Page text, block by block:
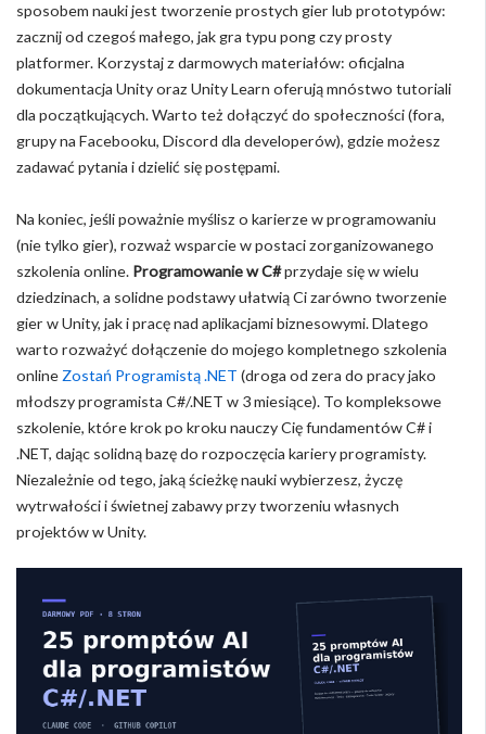
sposobem nauki jest tworzenie prostych gier lub prototypów:
zacznij od czegoś małego, jak gra typu pong czy prosty
platformer. Korzystaj z darmowych materiałów: oficjalna
dokumentacja Unity oraz Unity Learn oferują mnóstwo tutoriali
dla początkujących. Warto też dołączyć do społeczności (fora,
grupy na Facebooku, Discord dla developerów), gdzie możesz
zadawać pytania i dzielić się postępami.
Na koniec, jeśli poważnie myślisz o karierze w programowaniu
(nie tylko gier), rozważ wsparcie w postaci zorganizowanego
szkolenia online. Programowanie w C#przydaje się w wielu
dziedzinach, a solidne podstawy ułatwią Ci zarówno tworzenie
gier w Unity, jak i pracę nad aplikacjami biznesowymi. Dlatego
warto rozważyć dołączenie do mojego kompletnego szkolenia
online Zostań Programistą .NET (droga od zera do pracy jako
młodszy programista C#/.NET w 3 miesiące). To kompleksowe
szkolenie, które krok po kroku nauczy Cię fundamentów C# i
.NET, dając solidną bazę do rozpoczęcia kariery programisty.
Niezależnie od tego, jaką ścieżkę nauki wybierzesz, życzę
wytrwałości i świetnej zabawy przy tworzeniu własnych
projektów w Unity.